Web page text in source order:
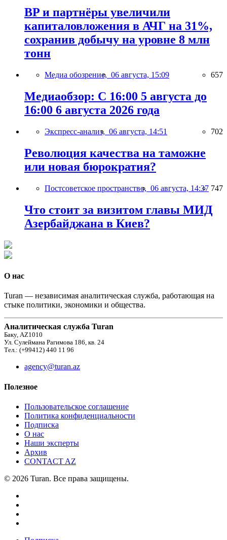
BP и партнёры увеличили
капиталовложения в АЧГ на 31%,
сохранив добычу на уровне 8 млн
тонн
Медиа обозрение, 06 августа, 15:09 657
Медиаобзор: С 16:00 5 августа до
16:00 6 августа 2026 года
Экспресс-анализ, 06 августа, 14:51 702
Революция качества на таможне
или новая бюрократия?
Постсоветское пространство, 06 августа, 14:37 747
Что стоит за визитом главы МИД
Азербайджана в Киев?
О нас
Turan — независимая аналитическая служба, работающая на
стыке политики, экономики и общества.
Аналитическая служба Turan
Баку, AZ1010
Ул. Сулеймана Рагимова 186, кв. 24
Тел.: (+99412) 440 11 96
agency@turan.az
Полезное
Пользовательское соглашение
Политика конфиденциальности
Подписка
О нас
Наши эксперты
Архив
CONTACT AZ
© 2026 Turan. Все права защищены.